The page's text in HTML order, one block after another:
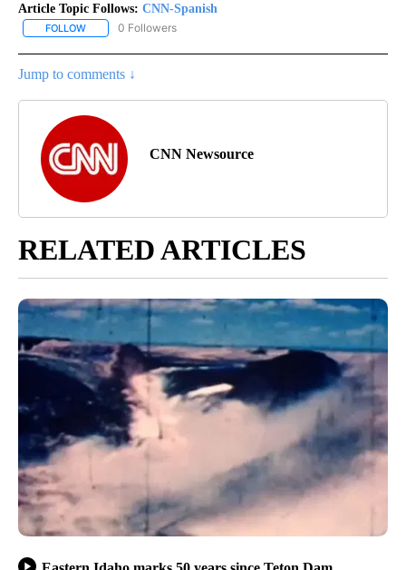
Article Topic Follows: CNN-Spanish
FOLLOW FOLLOW "CNN-SPANISH" TO RECEIVE NOTIFICATIONS ABOUT
0 Followers
Jump to comments ↓
CNN Newsource
RELATED ARTICLES